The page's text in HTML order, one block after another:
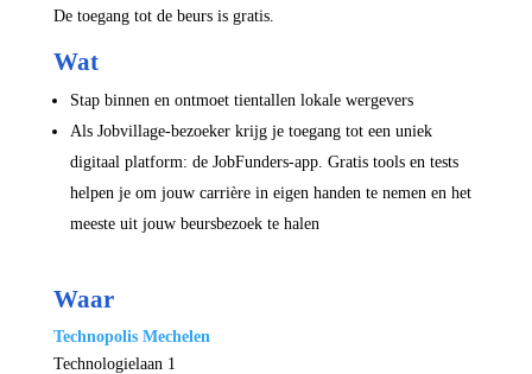
De toegang tot de beurs is gratis.
Wat
Stap binnen en ontmoet tientallen lokale wergevers
Als Jobvillage-bezoeker krijg je toegang tot een uniek
digitaal platform: de JobFunders-app. Gratis tools en tests
helpen je om jouw carrière in eigen handen te nemen en het
meeste uit jouw beursbezoek te halen
Waar
Technopolis Mechelen
Technologielaan 1